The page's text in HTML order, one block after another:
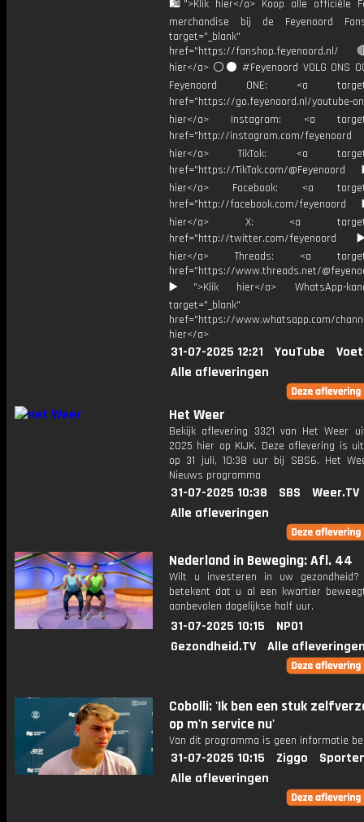
🛍">Klik hier</a> Koop alle officiële
merchandise bij de Feyenoord
target="_blank"
href="https://
hier</a> ⚪️⚫ #Feyenoord VOLG ONS
Feyenoord ONE: <a
href="https://go.feyenoord.nl/youtube-
hier</a> Instagram: <a
href="http://instagram.com/
hier</a> TikTok: <a
href="https://TikTok.com/
hier</a> Facebook: <a
href="http://facebook.com/
hier</a> X: <a
href="http://twitter.com/
hier</a> Threads: <a
href="https://www.threads.net/
▶️">Klik hier</a> WhatsApp-
target="_blank"
href="https://www.whatsapp.com/
hier</a>
31-07-2025 12:21 YouTube
Alle afleveringen
Het Weer
Bekijk aflevering 3321 van Het Weer
2025 hier op KIJK. Deze aflevering is
op 31 juli, 10:38 uur bij SBS6. Het
Nieuws programma
31-07-2025 10:38 SBS
Weer.TV
Alle afleveringen
Nederland in Beweging: Afl. 44
Wilt u investeren in uw gezondheid?
betekent dat u al een kwartier
aanbevolen dagelijkse half uur.
31-07-2025 10:15
NPO1
Gezondheid.TV
Alle
Cobolli: 'Ik ben een stuk
op m'n service nu'
Van dit programma is geen informatie
31-07-2025 10:15 Ziggo
Alle afleveringen